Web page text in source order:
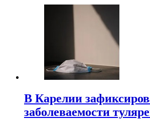
В Карелии
заболеваемости